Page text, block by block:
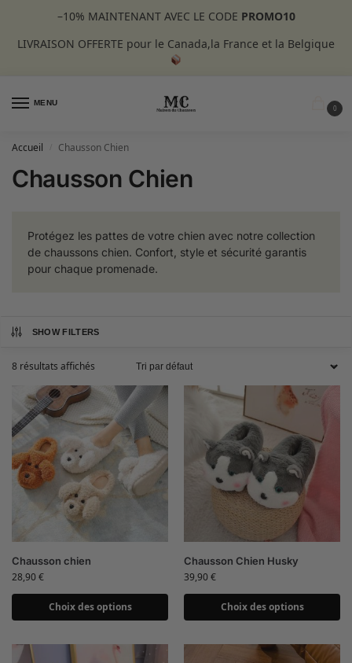
–10% MAINTENANT AVEC LE CODE PROMO10
LIVRAISON OFFERTE pour le Canada,la France et la Belgique
MENU
0
Accueil Chausson Chien
Chausson Chien
Protégez les pattes de votre chien avec notre collection
de chaussons chien. Confort, style et sécurité garantis
pour chaque promenade.
SHOW FILTERS
8 résultats affichés
Chausson chien
28,90€
Choix des options
Chausson Chien Husky
39,90€
Choix des options